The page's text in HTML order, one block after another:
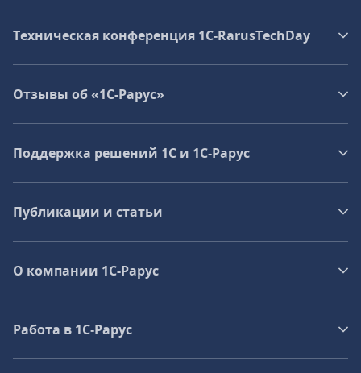
Техническая конференция 1C‑RarusTechDay
Отзывы об «1С-Рарус»
Поддержка решений 1С и 1С‑Рарус
Публикации и статьи
О компании 1C-Рарус
Работа в 1С‑Рарус